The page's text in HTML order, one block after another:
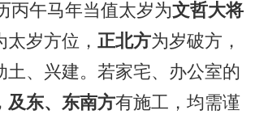
丙午马年当值太岁为文哲大将
太岁方位， 正北方为岁破方，
土、兴建。若家宅、办公室的
及东、东南方有施工，均需谨